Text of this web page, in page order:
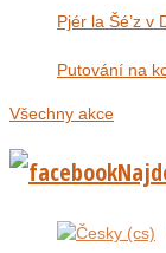
Pjér la Šé’z
Putování na
Všechny akce